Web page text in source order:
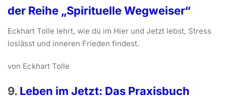
der Reihe „Spirituelle Wegweiser“
Eckhart Tolle lehrt, wie du im Hier und Jetzt lebst, Stress
loslässt und inneren Frieden findest.
von Eckhart Tolle
9. Leben im Jetzt: Das Praxisbuch